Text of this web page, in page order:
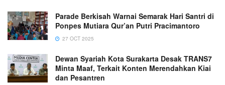
Parade Berkisah Warnai Semarak Hari Santri di
Ponpes Mutiara Qur’an Putri Pracimantoro
27 OCT 2025
Dewan Syariah Kota Surakarta Desak TRANS7
Minta Maaf, Terkait Konten Merendahkan Kiai
dan Pesantren